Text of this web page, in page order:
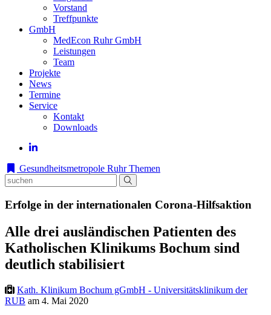
Vorstand
Treffpunkte
GmbH
MedEcon Ruhr GmbH
Leistungen
Team
Projekte
News
Termine
Service
Kontakt
Downloads
Gesundheitsmetropole Ruhr Themen
Erfolge in der internationalen Corona-Hilfsaktion
Alle drei ausländischen Patienten des
Katholischen Klinikums Bochum sind
deutlich stabilisiert
Kath. Klinikum Bochum gGmbH - Universitätsklinikum der
RUB am 4. Mai 2020